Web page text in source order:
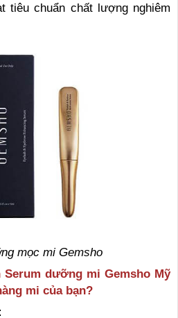
tiêu chuẩn chất lượng nghiêm
mọc mi Gemsho
dưỡng mi Gemsho Mỹ
mi của bạn?